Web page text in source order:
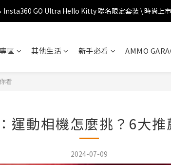
🔥 DJI OSMO POCKET 4P 口袋相機 \ 熱烈上市 / 🔥
Insta360 GO Ultra Hello Kitty 聯名限定套裝 \ 時尚上
區 其他生活 新手必看 AMMO
看
運動相機怎麼挑？6大
2024-07-09